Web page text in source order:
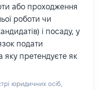
або проходження
роботи чи
і посаду, у
подати
яку претендуєте як
юридичних осіб,